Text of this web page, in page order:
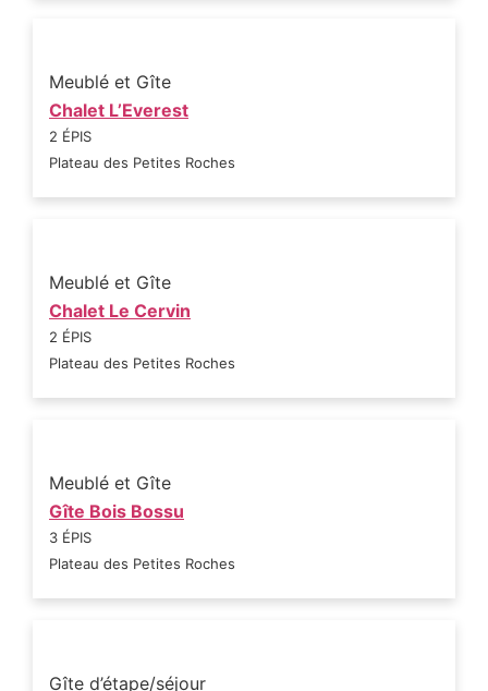
Meublé et Gîte
Chalet L’Everest
2 ÉPIS
Plateau des Petites Roches
Meublé et Gîte
Chalet Le Cervin
2 ÉPIS
Plateau des Petites Roches
Meublé et Gîte
Gîte Bois Bossu
3 ÉPIS
Plateau des Petites Roches
Gîte d’étape/séjour